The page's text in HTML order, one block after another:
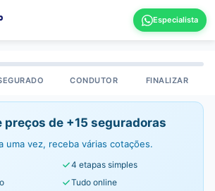
CONDUTOR FINALIZAR
preços de +15 seguradoras
uma vez, receba várias cotações.
4 etapas simples
Tudo online